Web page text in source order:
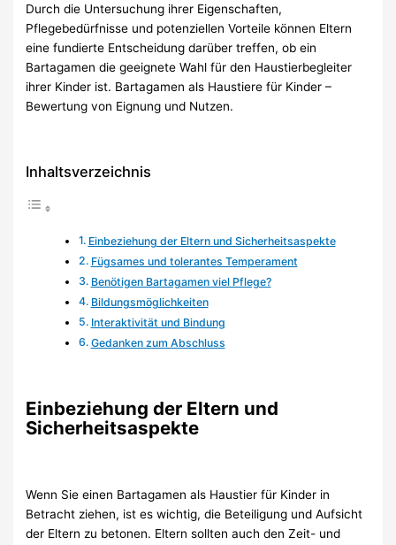
Durch die Untersuchung ihrer Eigenschaften,
Pflegebedürfnisse und potenziellen Vorteile können Eltern
eine fundierte Entscheidung darüber treffen, ob ein
Bartagamen die geeignete Wahl für den Haustierbegleiter
ihrer Kinder ist. Bartagamen als Haustiere für Kinder –
Bewertung von Eignung und Nutzen.
Inhaltsverzeichnis
Einbeziehung der Eltern und Sicherheitsaspekte
Fügsames und tolerantes Temperament
Benötigen Bartagamen viel Pflege?
Bildungsmöglichkeiten
Interaktivität und Bindung
Gedanken zum Abschluss
Einbeziehung der Eltern und
Sicherheitsaspekte
Wenn Sie einen Bartagamen als Haustier für Kinder in
Betracht ziehen, ist es wichtig, die Beteiligung und Aufsicht
der Eltern zu betonen. Eltern sollten auch den Zeit- und